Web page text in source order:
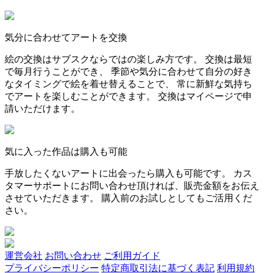
気分に合わせてアートを交換
絵の交換はサブスクならではの楽しみ方です。 交換は最短
で毎月行うことができ、 季節や気分に合わせて自分の好き
なタイミングで絵を着せ替えることで、 常に新鮮な気持ち
でアートを楽しむことができます。 交換はマイページで申
請いただけます。
気に入った作品は購入も可能
手放したくないアートに出会ったら購入も可能です。 カス
タマーサポートにお問い合わせ頂ければ、販売金額をお伝え
させていただきます。 購入前のお試しとしてもご活用くだ
さい。
運営会社 お問い合わせ ご利用ガイド
プライバシーポリシー 特定商取引法に基づく表記 利用規約